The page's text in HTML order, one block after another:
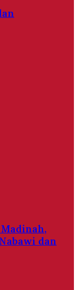
dan